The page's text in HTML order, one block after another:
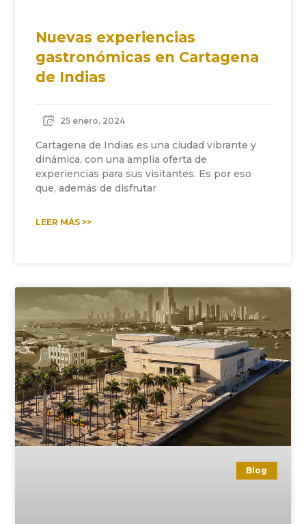
Nuevas experiencias
gastronómicas en Cartagena
de Indias
25 enero, 2024
Cartagena de Indias es una ciudad vibrante y
dinámica, con una amplia oferta de
experiencias para sus visitantes. Es por eso
que, además de disfrutar
LEER MÁS >>
Blog